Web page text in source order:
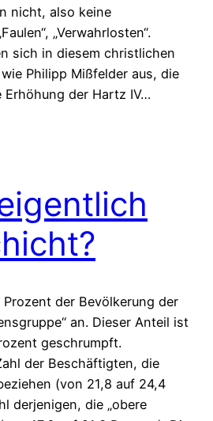
nicht, also keine
„Verwahrlosten“.
sich in diesem christlichen
Philipp Mißfelder aus, die
Erhöhung der Hartz IV…
der Bevölkerung der
an. Dieser Anteil ist
geschrumpft.
der Beschäftigten, die
(von 21,8 auf 24,4
derjenigen, die „obere